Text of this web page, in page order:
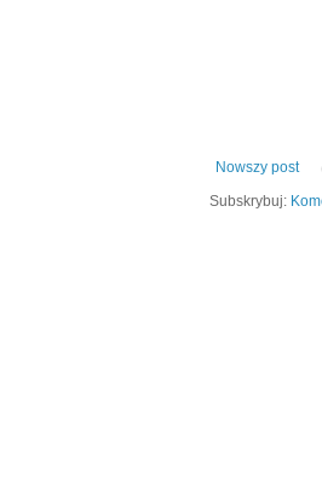
Nowszy post
Subskrybuj: